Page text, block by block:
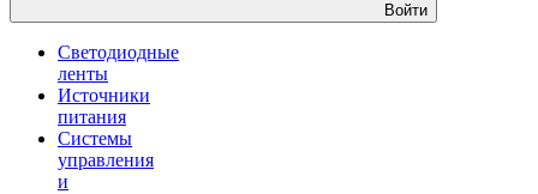
Войти
Светодиодные
ленты
Источники
питания
Системы
управления
и